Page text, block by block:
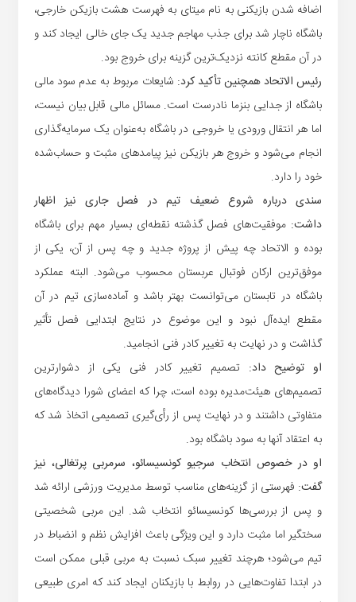
اضافه شدن بازیکنی به نام میتای به فهرست هشت بازیکن خارجی،
باشگاه ناچار شد برای جذب مهاجم جدید یک جای خالی ایجاد کند و
در آن مقطع کانته نزدیک‌ترین گزینه برای خروج بود.
رئیس الاتحاد همچنین تأکید کرد: شایعات مربوط به عدم سود مالی
باشگاه از جدایی بنزما نادرست است. مسائل مالی قابل بیان نیست،
اما هر انتقال ورودی یا خروجی در باشگاه به‌عنوان یک سرمایه‌گذاری
انجام می‌شود و خروج هر بازیکن نیز پیامدهای مثبت و حساب‌شده
خود را دارد.
سندی درباره شروع ضعیف تیم در فصل جاری نیز اظهار
داشت: موفقیت‌های فصل گذشته نقطه‌ای بسیار مهم برای باشگاه
بوده و الاتحاد چه پیش از پروژه جدید و چه پس از آن، یکی از
موفق‌ترین ارکان فوتبال عربستان محسوب می‌شود. البته عملکرد
باشگاه در تابستان می‌توانست بهتر باشد و آماده‌سازی تیم در آن
مقطع ایده‌آل نبود و این موضوع در نتایج ابتدایی فصل تأثیر
گذاشت و در نهایت به تغییر کادر فنی انجامید.
او توضیح داد: تصمیم تغییر کادر فنی یکی از دشوارترین
تصمیم‌های هیئت‌مدیره بوده است، چرا که اعضای شورا دیدگاه‌های
متفاوتی داشتند و در نهایت پس از رأی‌گیری تصمیمی اتخاذ شد که
به اعتقاد آنها به سود باشگاه بود.
او در خصوص انتخاب سرجیو کونسیسائو، سرمربی پرتغالی، نیز
گفت: فهرستی از گزینه‌های مناسب توسط مدیریت ورزشی ارائه شد
و پس از بررسی‌ها کونسیسائو انتخاب شد. این مربی شخصیتی
سختگیر اما مثبت دارد و این ویژگی باعث افزایش نظم و انضباط در
تیم می‌شود؛ هرچند تغییر سبک نسبت به مربی قبلی ممکن است
در ابتدا تفاوت‌هایی در روابط با بازیکنان ایجاد کند که امری طبیعی